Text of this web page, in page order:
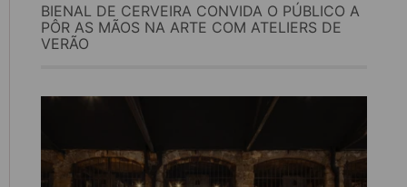
BIENAL DE CERVEIRA CONVIDA O PÚBLICO A
PÔR AS MÃOS NA ARTE COM ATELIERS DE
VERÃO